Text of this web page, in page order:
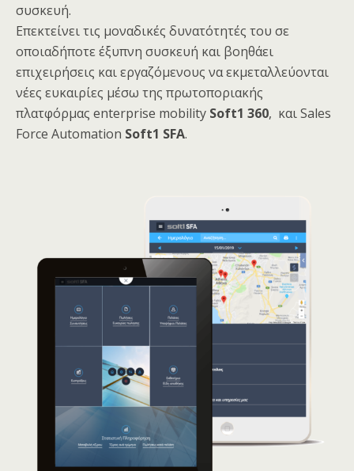
συσκευή.
Επεκτείνει τις μοναδικές δυνατότητές του σε
οποιαδήποτε έξυπνη συσκευή και βοηθάει
επιχειρήσεις και εργαζόμενους να εκμεταλλεύονται
νέες ευκαιρίες μέσω της πρωτοποριακής
πλατφόρμας enterprise mobility Soft1 360, και Sales
Force Automation Soft1 SFA.